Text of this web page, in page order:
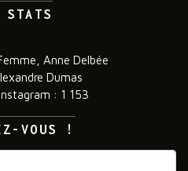
STATS
Anne Delbée
Dumas
: 1 153
VOUS !